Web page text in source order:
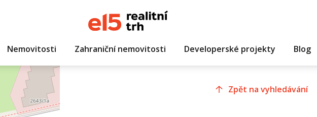
Nemovitosti Zahraniční nemovitosti Developerské projekty Blog
Zpět na vyhledávání